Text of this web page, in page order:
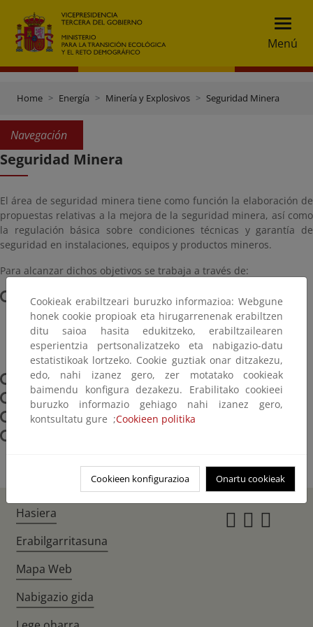
Menú
Home Energía Minería y Explosivos Seguridad Minera
Navegación
Seguridad Minera
El área de seguridad minera tiene como función la elaboración de
propuestas relativas a la mejora de la seguridad minera, así como
la regulación básica sobre condiciones técnicas y garantía de
seguridad en instalaciones, equipos y productos mineros.
Para alcanzar dichos objetivos se trabaja a través de:
Comisión de Seguridad Minera
Actuaciones en materia de Seguridad Minera
Control de productos de mercado
Cookieak erabiltzeari buruzko informazioa: Webgune
honek cookie propioak eta hirugarrenenak erabiltzen
ditu saioa hasita edukitzeko, erabiltzailearen
esperientzia pertsonalizatzeko eta nabigazio-datu
estatistikoak lortzeko. Cookie guztiak onar ditzakezu,
edo, nahi izanez gero, zer motatako cookieak
baimendu konfigura dezakezu. Erabilitako cookieei
buruzko informazio gehiago nahi izanez gero,
kontsultatu gure ;Cookieen politika
Cookieen konfigurazioa Onartu cookieak
Hasiera
Erabilgarritasuna
Mapa Web
Nabigazio gida